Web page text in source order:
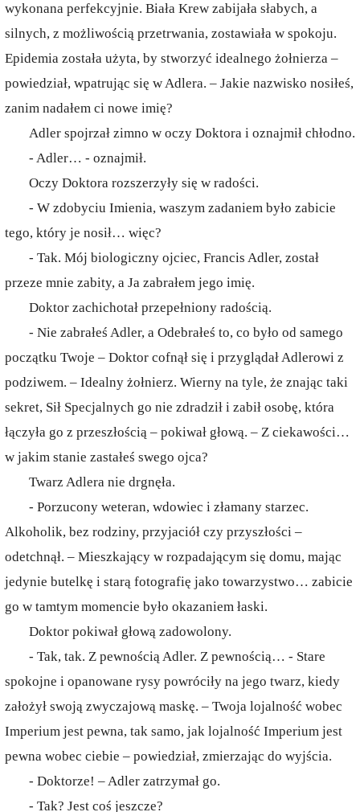
wykonana perfekcyjnie. Biała Krew zabijała słabych, a
silnych, z możliwością przetrwania, zostawiała w spokoju.
Epidemia została użyta, by stworzyć idealnego żołnierza –
powiedział, wpatrując się w Adlera. – Jakie nazwisko nosiłeś,
zanim nadałem ci nowe imię?
Adler spojrzał zimno w oczy Doktora i oznajmił chłodno.
- Adler… - oznajmił.
Oczy Doktora rozszerzyły się w radości.
- W zdobyciu Imienia, waszym zadaniem było zabicie
tego, który je nosił… więc?
- Tak. Mój biologiczny ojciec, Francis Adler, został
przeze mnie zabity, a Ja zabrałem jego imię.
Doktor zachichotał przepełniony radością.
- Nie zabrałeś Adler, a Odebrałeś to, co było od samego
początku Twoje – Doktor cofnął się i przyglądał Adlerowi z
podziwem. – Idealny żołnierz. Wierny na tyle, że znając taki
sekret, Sił Specjalnych go nie zdradził i zabił osobę, która
łączyła go z przeszłością – pokiwał głową. – Z ciekawości…
w jakim stanie zastałeś swego ojca?
Twarz Adlera nie drgnęła.
- Porzucony weteran, wdowiec i złamany starzec.
Alkoholik, bez rodziny, przyjaciół czy przyszłości –
odetchnął. – Mieszkający w rozpadającym się domu, mając
jedynie butelkę i starą fotografię jako towarzystwo… zabicie
go w tamtym momencie było okazaniem łaski.
Doktor pokiwał głową zadowolony.
- Tak, tak. Z pewnością Adler. Z pewnością… - Stare
spokojne i opanowane rysy powróciły na jego twarz, kiedy
założył swoją zwyczajową maskę. – Twoja lojalność wobec
Imperium jest pewna, tak samo, jak lojalność Imperium jest
pewna wobec ciebie – powiedział, zmierzając do wyjścia.
- Doktorze! – Adler zatrzymał go.
- Tak? Jest coś jeszcze?